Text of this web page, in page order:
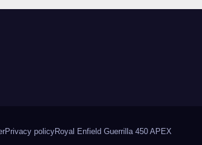
Privacy policyRoyal Enfield Guerrilla 450 APEX